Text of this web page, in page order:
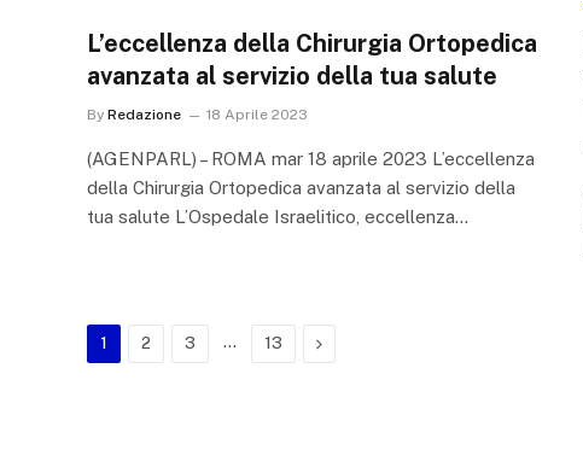
L’eccellenza della Chirurgia Ortopedica
avanzata al servizio della tua salute
By Redazione 18 Aprile 2023
(AGENPARL) – ROMA mar 18 aprile 2023 L’eccellenza
della Chirurgia Ortopedica avanzata al servizio della
tua salute L’Ospedale Israelitico, eccellenza…
1 2 3 … 13 Next